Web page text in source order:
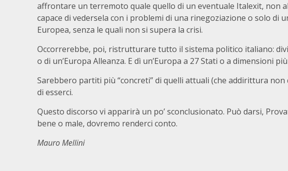
affrontare un terremoto quale quello di un eventuale Italexit, non
capace di vedersela con i problemi di una rinegoziazione o solo di
Europea, senza le quali non si supera la crisi.
Occorrerebbe, poi, ristrutturare tutto il sistema politico italiano:
o di un’Europa Alleanza. E dì un’Europa a 27 Stati o a dimensioni
Sarebbero partiti più “concreti” di quelli attuali (che addirittura
di esserci.
Questo discorso vi apparirà un po’ sconclusionato. Può darsi,
bene o male, dovremo renderci conto.
Mauro Mellini